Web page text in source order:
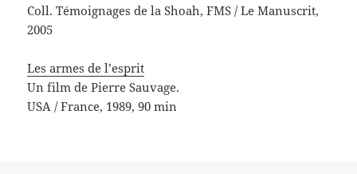
Coll. Témoignages de la Shoah, FMS / Le Manuscrit,
2005
Les armes de l’esprit
Un film de Pierre Sauvage.
USA / France, 1989, 90 min